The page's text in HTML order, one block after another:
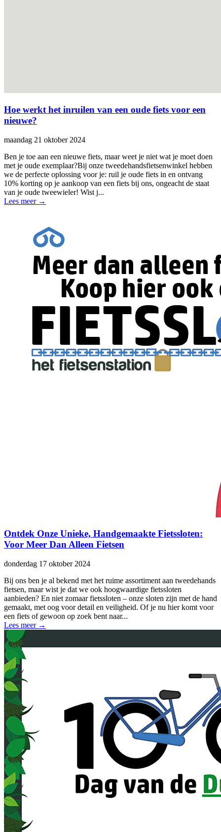
Hoe werkt het inruilen van een oude fiets voor een
nieuwe?
maandag 21 oktober 2024
Ben je toe aan een nieuwe fiets, maar weet je niet wat je moet doen
met je oude exemplaar?Bij onze tweedehandsfietsenwinkel hebben
we de perfecte oplossing voor je: ruil je oude fiets in en ontvang
10% korting op je aankoop van een fiets bij ons, ongeacht de staat
van je oude tweewieler! Wist j...
Lees meer →
Ontdek Onze Unieke, Handgemaakte Fietssloten:
Voor Meer Dan Alleen Fietsen
donderdag 17 oktober 2024
Bij ons ben je al bekend met het ruime assortiment aan tweedehands
fietsen, maar wist je dat we ook hoogwaardige fietssloten
aanbieden? En niet zomaar fietssloten – onze sloten zijn met de hand
gemaakt, met oog voor detail en veiligheid. Of je nu hier komt voor
een fiets of gewoon op zoek bent naar...
Lees meer →